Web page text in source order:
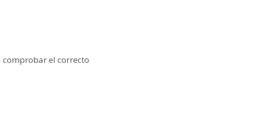
comprobar el correcto